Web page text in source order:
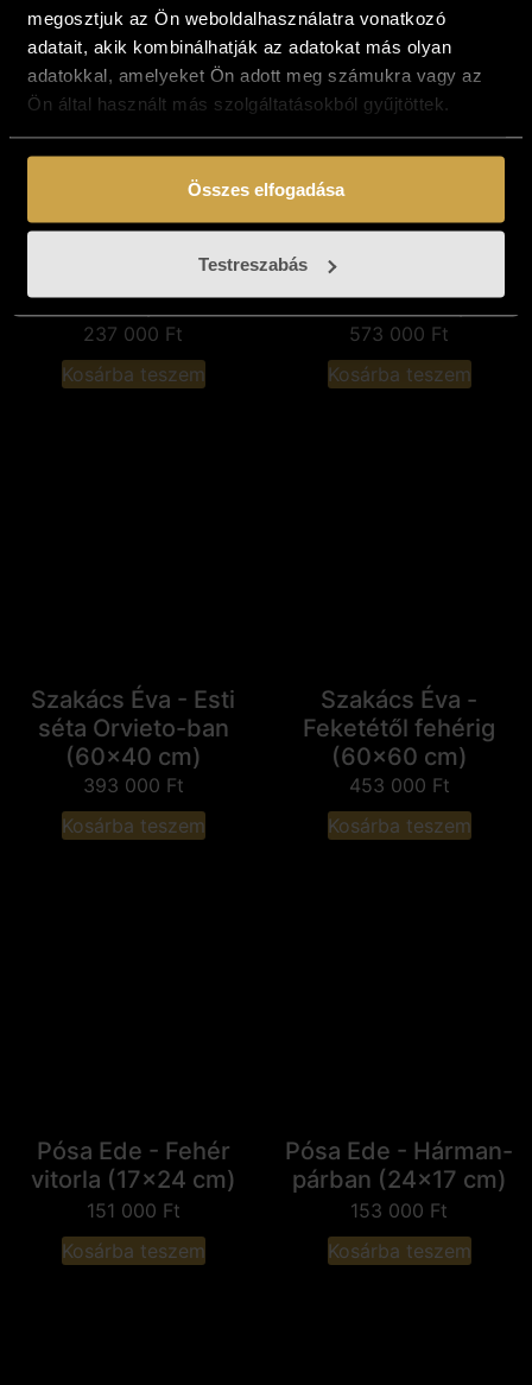
megosztjuk az Ön weboldalhasználatra vonatkozó
adatait, akik kombinálhatják az adatokat más olyan
adatokkal, amelyeket Ön adott meg számukra vagy az
Ön által használt más szolgáltatásokból gyűjtöttek.
Összes elfogadása
Testreszabás
Kikötőben (50x25
cm)
237 000 Ft
Kosárba teszem
Toscan fények
(80x60 cm)
573 000 Ft
Kosárba teszem
Szakács Éva - Esti
séta Orvieto-ban
(60x40 cm)
393 000 Ft
Kosárba teszem
Szakács Éva -
Feketétől fehérig
(60x60 cm)
453 000 Ft
Kosárba teszem
Pósa Ede - Fehér
vitorla (17x24 cm)
151 000 Ft
Kosárba teszem
Pósa Ede - Hárman-
párban (24x17 cm)
153 000 Ft
Kosárba teszem